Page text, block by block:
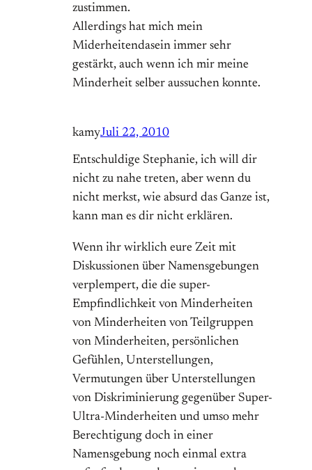
zustimmen.
Allerdings hat mich mein
Miderheitendasein immer sehr
gestärkt, auch wenn ich mir meine
Minderheit selber aussuchen konnte.
kamyJuli 22, 2010
Entschuldige Stephanie, ich will dir
nicht zu nahe treten, aber wenn du
nicht merkst, wie absurd das Ganze ist,
kann man es dir nicht erklären.
Wenn ihr wirklich eure Zeit mit
Diskussionen über Namensgebungen
verplempert, die die super-
Empfindlichkeit von Minderheiten
von Minderheiten von Teilgruppen
von Minderheiten, persönlichen
Gefühlen, Unterstellungen,
Vermutungen über Unterstellungen
von Diskriminierung gegenüber Super-
Ultra-Minderheiten und umso mehr
Berechtigung doch in einer
Namensgebung noch einmal extra